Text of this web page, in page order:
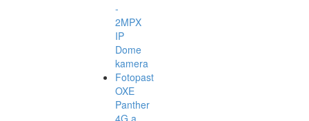
-
2MPX
IP
Dome
kamera
Fotopast
OXE
Panther